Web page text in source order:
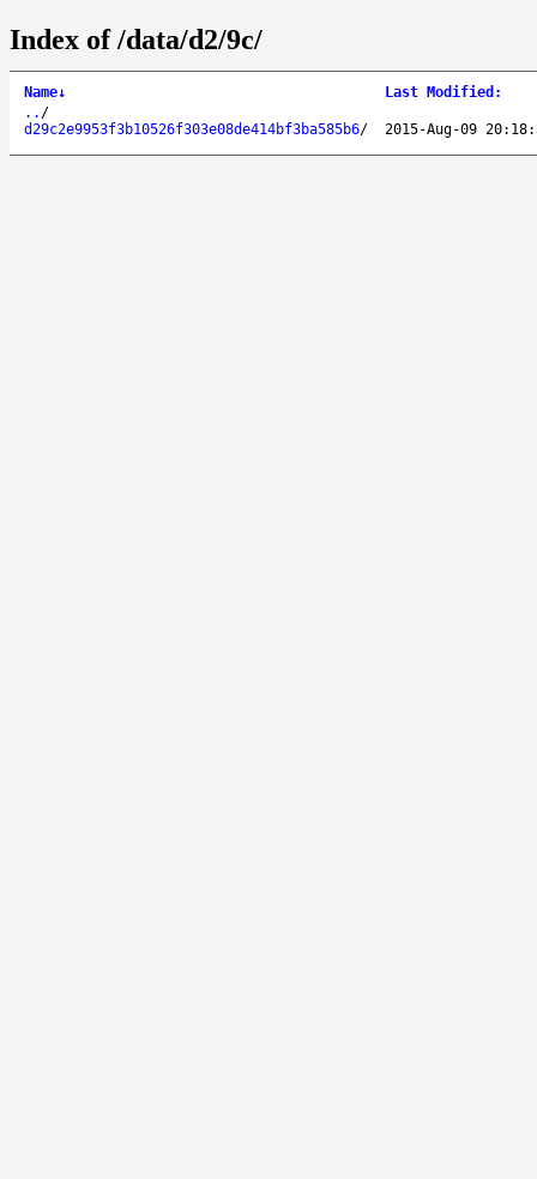
Index of /data/d2/9c/
Name↓ Last Modified :
.. /
d29c2e9953f3b10526f303e08de414bf3ba585b6/ 2015-Aug-09